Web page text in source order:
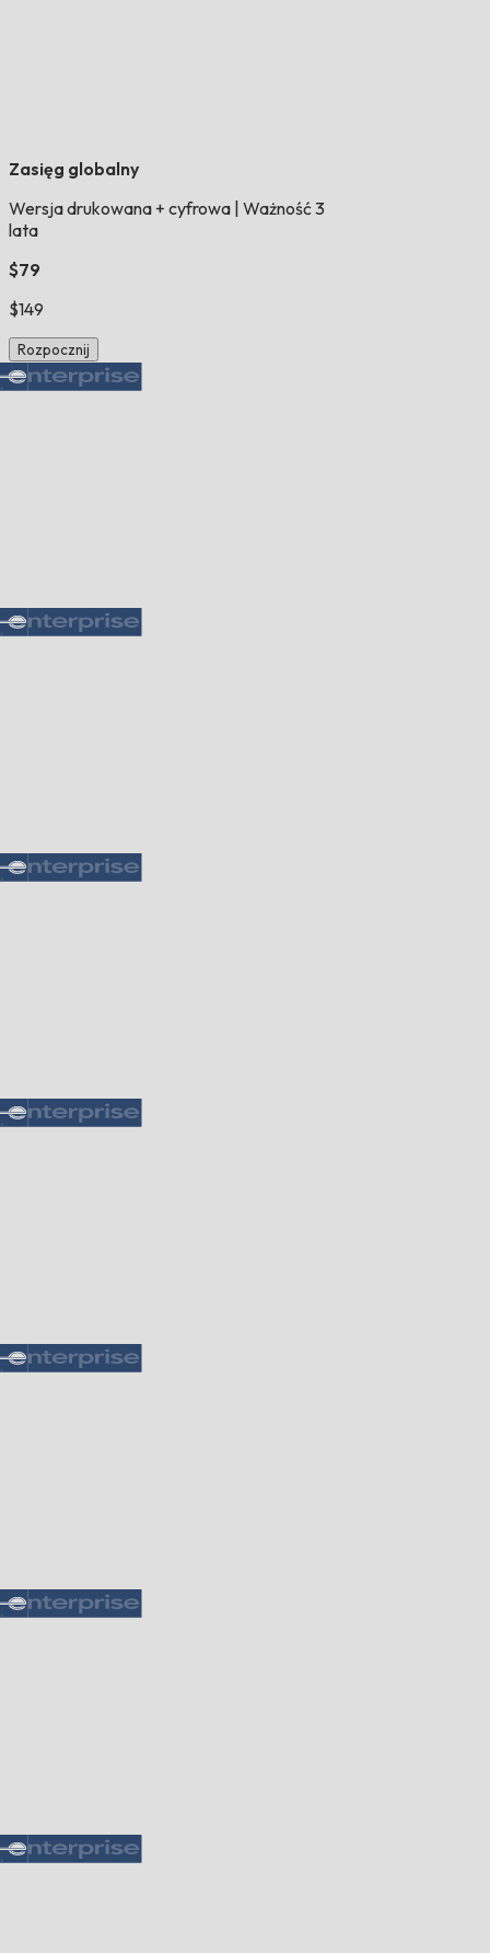
Zasięg globalny
Wersja drukowana + cyfrowa Ważność 3
lata
$79
$149
Rozpocznij